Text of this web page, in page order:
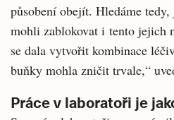
působení obejít. Hledáme
mohli zablokovat i tento jejich
se dala vytvořit kombinace
buňky mohla zničit trvale,“
Práce v laboratoři je